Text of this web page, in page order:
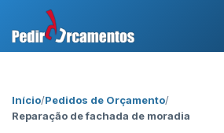
Início/Pedidos de Orçamento/
Reparação de fachada de moradia
Área Profissional